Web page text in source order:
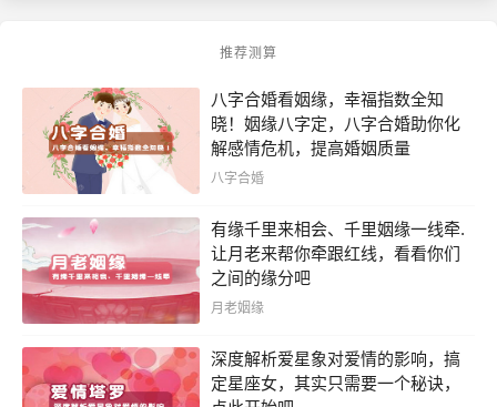
推荐测算
八字合婚看姻缘，幸福指数全知
晓！姻缘八字定，八字合婚助你化
解感情危机，提高婚姻质量
八字合婚
有缘千里来相会、千里姻缘一线牵.
让月老来帮你牵跟红线，看看你们
之间的缘分吧
月老姻缘
深度解析爱星象对爱情的影响，搞
定星座女，其实只需要一个秘诀，